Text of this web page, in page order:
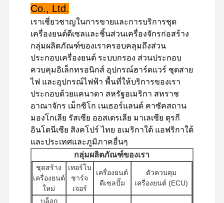
หน้าแรก สินค้า รายการ VR เกี่ยวกับเรา
Co., Ltd.
เราเชี่ยวชาญในการขายและการบริการชุด
เครื่องยนต์ดีเซลและชิ้นส่วนเครื่องจักรก่อสร้าง
กลุ่มผลิตภัณฑ์ของเราครอบคลุมถึงส่วน
ประกอบเครื่องยนต์ ระบบกรอง ส่วนประกอบ
ควบคุมอิเล็กทรอนิกส์ อุปกรณ์ฮาร์ดแวร์ ชุดสาย
ไฟ และอุปกรณ์ไฟฟ้า พื้นที่ให้บริการของเรา
ประกอบด้วยแคนาดา สหรัฐอเมริกา สหราช
อาณาจักร เม็กซิโก เนเธอร์แลนด์ คาซัคสถาน
มองโกเลีย รัสเซีย ออสเตรเลีย มาเลเซีย ตุรกี
อินโดนีเซีย สิงคโปร์ ไทย อเมริกาใต้ แอฟริกาใต้
และประเทศและภูมิภาคอื่นๆ
กลุ่มผลิตภัณฑ์ของเรา
ชุดสร้าง
เครื่องยนต์
ใหม่
เทอร์โบ
ชาร์จ
เจอร์
เครื่องยนต์
ดีเซลปั๊ม
ตัวควบคุม
เครื่องยนต์ (ECU)
บล็อก